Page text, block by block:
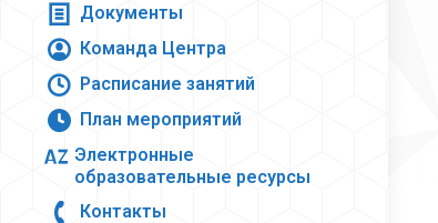
Документы
Команда Центра
Расписание занятий
План мероприятий
Электронные
образовательные ресурсы
Контакты